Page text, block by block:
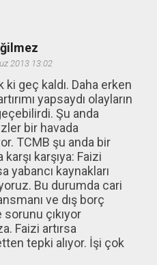
2013 13:02
ki geç kaldı. Daha erken
yapsaydı olayların
Şu anda
bir havada
TCMB şu anda bir
karşıya: Faizi
yabancı kaynakları
Bu durumda cari
ve dış borç
çıkıyor
Faizi artırsa
tepki alıyor. İşi çok